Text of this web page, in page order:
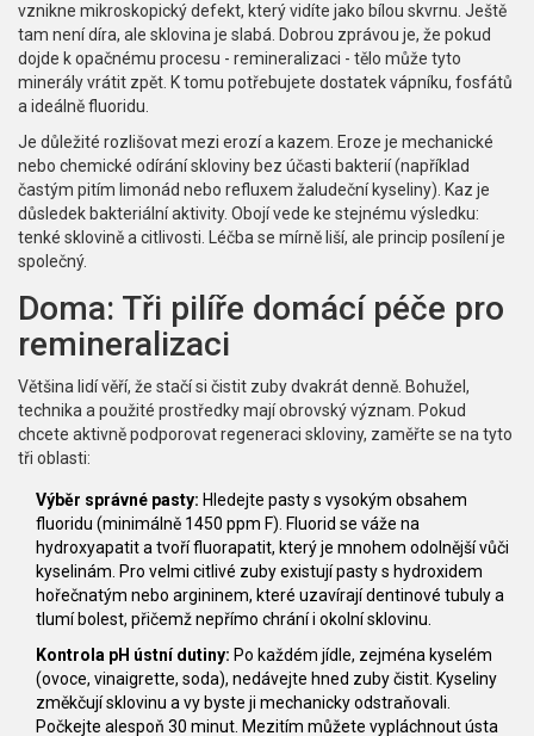
vznikne mikroskopický defekt, který vidíte jako bílou skvrnu. Ještě
tam není díra, ale sklovina je slabá. Dobrou zprávou je, že pokud
dojde k opačnému procesu - remineralizaci - tělo může tyto
minerály vrátit zpět. K tomu potřebujete dostatek vápníku, fosfátů
a ideálně fluoridu.
Je důležité rozlišovat mezi erozí a kazem. Eroze je mechanické
nebo chemické odírání skloviny bez účasti bakterií (například
častým pitím limonád nebo refluxem žaludeční kyseliny). Kaz je
důsledek bakteriální aktivity. Obojí vede ke stejnému výsledku:
tenké sklovině a citlivosti. Léčba se mírně liší, ale princip posílení je
společný.
Doma: Tři pilíře domácí péče pro
remineralizaci
Většina lidí věří, že stačí si čistit zuby dvakrát denně. Bohužel,
technika a použité prostředky mají obrovský význam. Pokud
chcete aktivně podporovat regeneraci skloviny, zaměřte se na tyto
tři oblasti:
Výběr správné pasty: Hledejte pasty s vysokým obsahem
fluoridu (minimálně 1450 ppm F). Fluorid se váže na
hydroxyapatit a tvoří fluorapatit, který je mnohem odolnější vůči
kyselinám. Pro velmi citlivé zuby existují pasty s hydroxidem
hořečnatým nebo argininem, které uzavírají dentinové tubuly a
tlumí bolest, přičemž nepřímo chrání i okolní sklovinu.
Kontrola pH ústní dutiny: Po každém jídle, zejména kyselém
(ovoce, vinaigrette, soda), nedávejte hned zuby čistit. Kyseliny
změkčují sklovinu a vy byste ji mechanicky odstraňovali.
Počkejte alespoň 30 minut. Mezitím můžete vypláchnout ústa